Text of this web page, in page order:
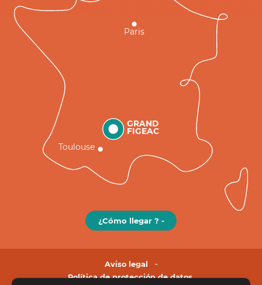
GRAND
FIGEAC
Toulouse
Paris
¿Cómo llegar ? -
Aviso legal
Política de protección de datos.